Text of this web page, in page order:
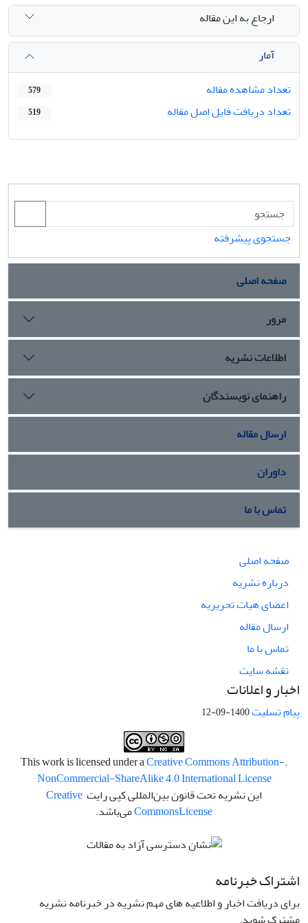
ارجاع به این مقاله
آمار
تعداد مشاهده مقاله
579
تعداد دریافت فایل اصل مقاله 519
جستجوی پیشرفته
صفحه اصلی
مرور
اطلاعات نشریه
راهنمای نویسندگان
ارسال مقاله
داوران
تماس با ما
صفحه اصلی
درباره نشریه
اعضای هیات تحریریه
ارسال مقاله
تماس با ما
نقشه سایت
اخبار و اعلانات
پیام تسلیت1400-09-12
.This work is licensed under a
Creative Commons Attribution-
NonCommercial-ShareAlike 4.0 International License
این نشریه تحت قانون بین‌المللی کپی رایت Creative
CommonsLicense می‌باشد.
اشتراک خبرنامه
برای دریافت اخبار و اطلاعیه های مهم نشریه در خبرنامه نشریه